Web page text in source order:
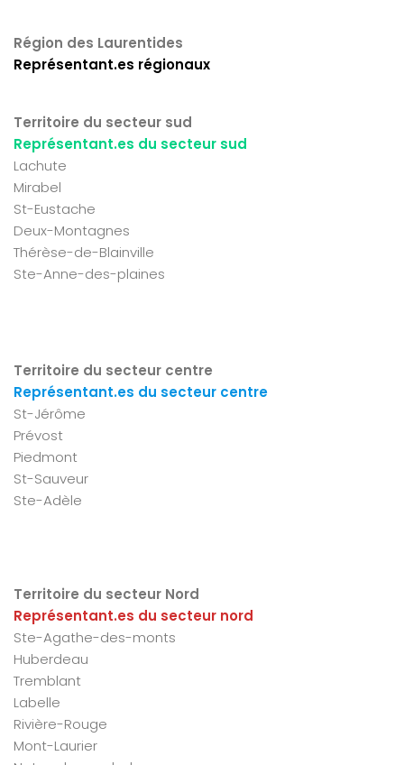
Région des Laurentides
Représentant.es régionaux
Territoire du secteur sud
Représentant.es du secteur sud
Lachute
Mirabel
St-Eustache
Deux-Montagnes
Thérèse-de-Blainville
Ste-Anne-des-plaines
Territoire du secteur centre
Représentant.es du secteur centre
St-Jérôme
Prévost
Piedmont
St-Sauveur
Ste-Adèle
Territoire du secteur Nord
Représentant.es du secteur nord
Ste-Agathe-des-monts
Huberdeau
Tremblant
Labelle
Rivière-Rouge
Mont-Laurier